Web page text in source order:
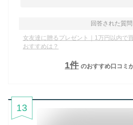
回答された質問
女友達に贈るプレゼント｜1万円以内で
おすすめは？
1件 のおすすめ口コミ
13